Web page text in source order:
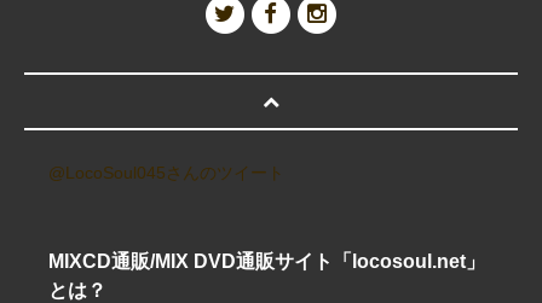
@LocoSoul045さんのツイート
MIXCD通販/MIX DVD通販サイト「locosoul.net」
とは？